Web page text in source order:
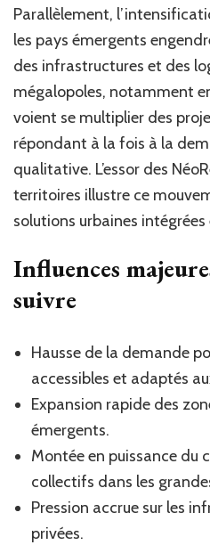
Parallèlement,
les pays émergents
des infrastructures et des
mégalopoles, notamment
voient se multiplier des
répondant à la fois à la
qualitative. L’essor des
territoires illustre ce
solutions urbaines
Influences
suivre
Hausse de la demande
accessibles et adaptés
Expansion rapide des
émergents.
Montée en puissance du
collectifs dans les
Pression accrue sur les
privées.